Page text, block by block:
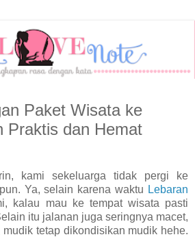
Paket Wisata ke
Praktis dan Hemat
kami sekeluarga tidak pergi ke
Ya, selain karena waktu Lebaran
kalau mau ke tempat wisata pasti
itu jalanan juga seringnya macet,
tetap dikondisikan mudik hehe.